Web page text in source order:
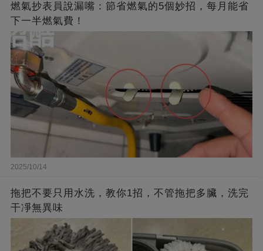
燃氣抄表員說漏嘴：節省燃氣的5個妙招，每月能省
下一半燃氣費！
2025/10/14
拖把不要只用水洗，教你1招，不管拖把多臟，洗完
干凈無異味